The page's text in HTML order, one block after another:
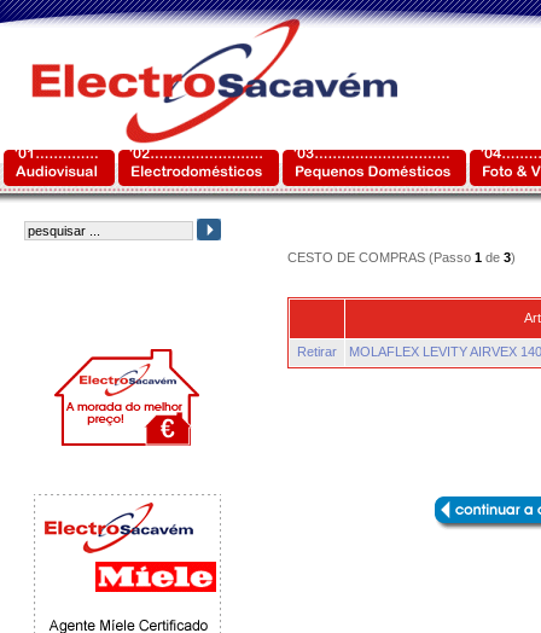
CESTO DE COMPRAS (Passo 1de 3)
Retirar MOLAFLEX LEVITY AIRVEX